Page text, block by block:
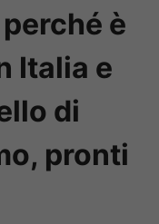
è
Italia e
di
pronti